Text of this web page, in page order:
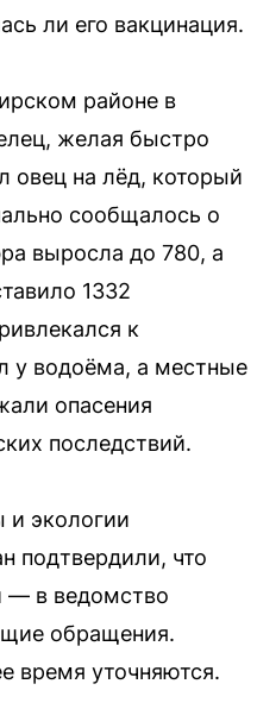
ли его вакцинация.
районе в
желая быстро
овец на лёд, который
сообщалось о
выросла до 780, а
1332
к
у водоёма, а местные
опасения
последствий.
и экологии
подтвердили, что
— в ведомство
обращения.
время уточняются.